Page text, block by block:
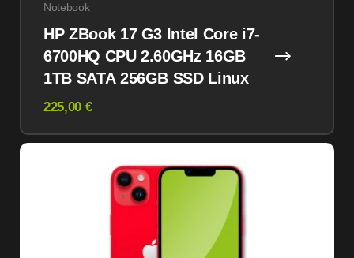
Notebook
HP ZBook 17 G3 Intel Core i7-
6700HQ CPU 2.60GHz 16GB
1TB SATA 256GB SSD Linux
225,00 €